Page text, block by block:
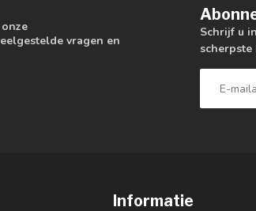
vragen en
Schrijf u
Informatie